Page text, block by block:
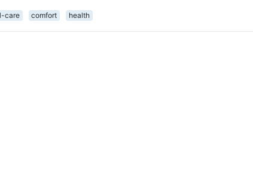
care comfort health